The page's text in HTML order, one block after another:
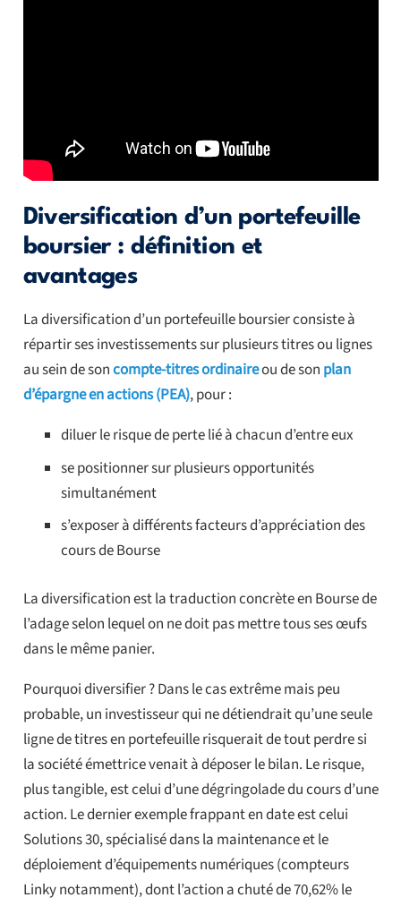
Diversification d’un portefeuille
boursier : définition et
avantages
La diversification d’un portefeuille boursier consiste à
répartir ses investissements sur plusieurs titres ou lignes
au sein de soncompte-titres ordinaireou de son plan
d’épargne en actions (PEA), pour :
diluer le risque de perte lié à chacun d’entre eux
se positionner sur plusieurs opportunités
simultanément
s’exposer à différents facteurs d’appréciation des
cours de Bourse
La diversification est la traduction concrète en Bourse de
l’adage selon lequel on ne doit pas mettre tous ses œufs
dans le même panier.
Pourquoi diversifier ? Dans le cas extrême mais peu
probable, un investisseur qui ne détiendrait qu’une seule
ligne de titres en portefeuille risquerait de tout perdre si
la société émettrice venait à déposer le bilan. Le risque,
plus tangible, est celui d’une dégringolade du cours d’une
action. Le dernier exemple frappant en date est celui
Solutions 30, spécialisé dans la maintenance et le
déploiement d’équipements numériques (compteurs
Linky notamment), dont l’action a chuté de 70,62% le